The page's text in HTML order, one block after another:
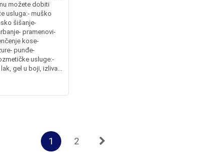
možete dobiti
usluga:- muško
šišanje-
pramenovi-
kose-
punđe-
usluge:-
gel u boji, izliva...
1 2